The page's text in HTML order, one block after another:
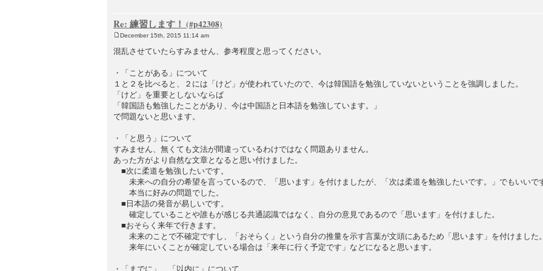
Re: 練習します！
o
s
December 15th, 2015 11:14 am
混乱させていたらすみません、参考程度と思ってください。
・「ことがある」について
１と２を比べると、２には「けど」が使われていたので、今は韓国語を勉強していないということを強調しました。
「けど」を重要としないならば
「韓国語も勉強したことがあり、今は中国語と日本語を勉強しています。」
で問題ないと思います。
・「と思う」について
すみません、無くても文法が間違っているわけではなく問題ありません。
あった方がより自然な文章となると思い付けました。
■次に柔道を勉強したいです。
未来への自分の希望を言っているので、「思います」を付けましたが、「次は柔道を勉強したいです。」でもいいで
本当に好みの問題でした。
■日本語の発音が易しいです。
確定していることや誰もが感じる共通認識ではなく、自分の意見であるので「思います」を付けました。
■おそらく来年で行きます。
未来のことで不確定ですし、「おそらく」という自分の推量を示す言葉が文頭にあるため「思います」を付けました。
来年にいくことが確定している場合は「来年に行く予定です」などになると思います。
・「までに」、「以内に」について